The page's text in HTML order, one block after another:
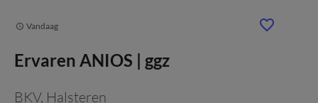
Vandaag
Ervaren ANIOS | ggz
BKV, Halsteren